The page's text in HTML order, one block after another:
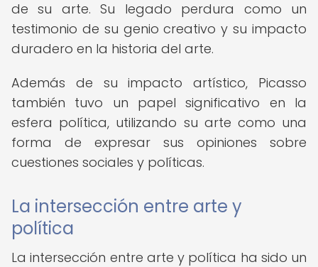
de su arte. Su legado perdura como un
testimonio de su genio creativo y su impacto
duradero en la historia del arte.
Además de su impacto artístico, Picasso
también tuvo un papel significativo en la
esfera política, utilizando su arte como una
forma de expresar sus opiniones sobre
cuestiones sociales y políticas.
La intersección entre arte y
política
La intersección entre arte y política ha sido un